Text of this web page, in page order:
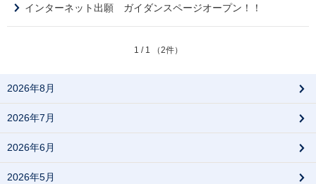
インターネット出願 ガイダンスページオープン！！
1 / 1 （2件）
2026年8月
2026年7月
2026年6月
2026年5月